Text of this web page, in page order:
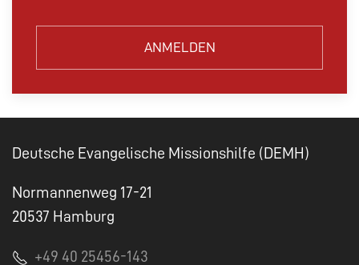
ANMELDEN
Deutsche Evangelische Missionshilfe (DEMH)
Normannenweg 17-21
20537 Hamburg
+49 40 25456-143